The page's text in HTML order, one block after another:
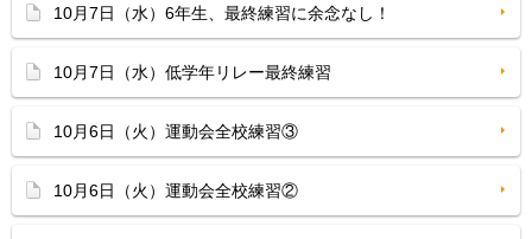
10月7日（水）6年生、最終練習に余念なし！
10月7日（水）低学年リレー最終練習
10月6日（火）運動会全校練習③
10月6日（火）運動会全校練習②